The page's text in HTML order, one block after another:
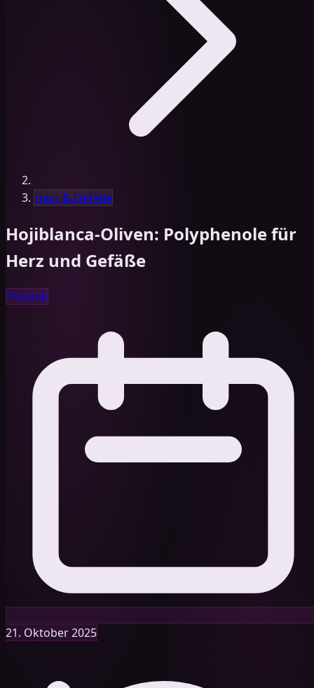
Herz & Gefäße
Hojiblanca-Oliven: Polyphenole für
Herz und Gefäße
YYannik
21. Oktober 2025